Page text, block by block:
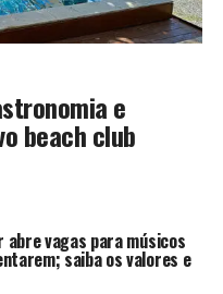
e
beach club
abre vagas para músicos
saiba os valores e